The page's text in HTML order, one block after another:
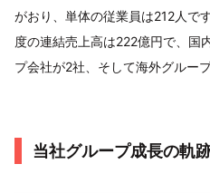
がおり、単体の従業員は212人で
度の連結売上高は222億円で、国
プ会社が2社、そして海外グルー
当社グループ成⾧の軌